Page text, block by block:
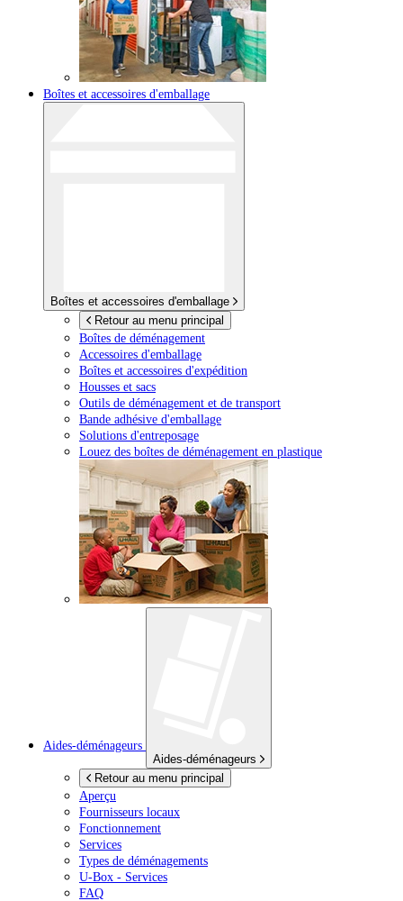
Boîtes et accessoires d'emballage
Boîtes et accessoires d'emballage
Retour au menu principal
Boîtes de déménagement
Accessoires d'emballage
Boîtes et accessoires d'expédition
Housses et sacs
Outils de déménagement et de transport
Bande adhésive d'emballage
Solutions d'entreposage
Louez des boîtes de déménagement en plastique
Aides-déménageurs
Aides-déménageurs
Retour au menu principal
Aperçu
Fournisseurs locaux
Fonctionnement
Services
Types de déménagements
U-Box - Services
FAQ